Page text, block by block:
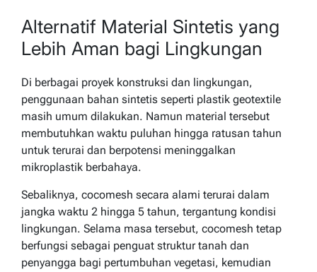
Alternatif Material Sintetis yang
Lebih Aman bagi Lingkungan
Di berbagai proyek konstruksi dan lingkungan,
penggunaan bahan sintetis seperti plastik geotextile
masih umum dilakukan. Namun material tersebut
membutuhkan waktu puluhan hingga ratusan tahun
untuk terurai dan berpotensi meninggalkan
mikroplastik berbahaya.
Sebaliknya, cocomesh secara alami terurai dalam
jangka waktu 2 hingga 5 tahun, tergantung kondisi
lingkungan. Selama masa tersebut, cocomesh tetap
berfungsi sebagai penguat struktur tanah dan
penyangga bagi pertumbuhan vegetasi, kemudian